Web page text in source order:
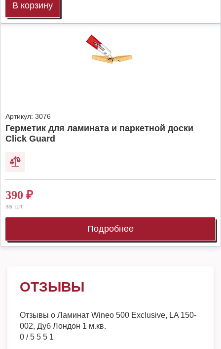
В корзину
Артикул: 3076
Герметик для ламината и паркетной доски
Click Guard
390 ₽
за шт.
Подробнее
ОТЗЫВЫ
Отзывы о Ламинат Wineo 500 Exclusive, LA 150-
002, Дуб Лондон 1 м.кв.
0 /5 5 5 1